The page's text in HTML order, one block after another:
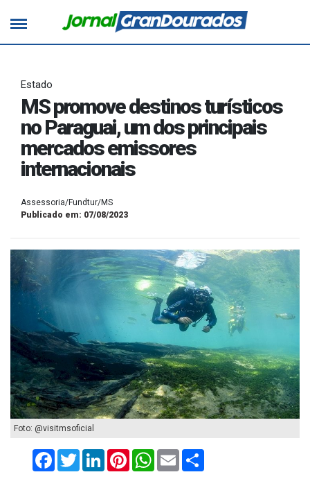
Estado
MS promove destinos turísticos
no Paraguai, um dos principais
mercados emissores
internacionais
Assessoria/Fundtur/MS
Publicado em: 07/08/2023
Foto: @visitmsoficial
FacebookTwitterLinkedInPinterestWhatsApp
Email